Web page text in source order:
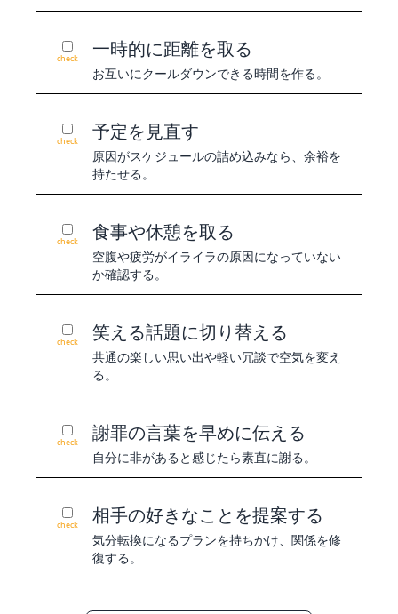
check 一時的に距離を取る
お互いにクールダウンできる時間を作る。
check 予定を見直す
原因がスケジュールの詰め込みなら、余裕を
持たせる。
check 食事や休憩を取る
空腹や疲労がイライラの原因になっていない
か確認する。
check 笑える話題に切り替える
共通の楽しい思い出や軽い冗談で空気を変え
る。
check 謝罪の言葉を早めに伝える
自分に非があると感じたら素直に謝る。
check 相手の好きなことを提案する
気分転換になるプランを持ちかけ、関係を修
復する。